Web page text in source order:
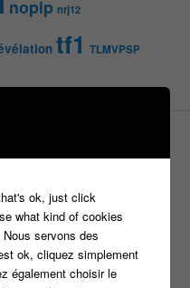
noplp nrj12
tf1 TLMVPSP
?
ok, just click
what kind of cookies
servons des
ok, cliquez simplement
également choisir le